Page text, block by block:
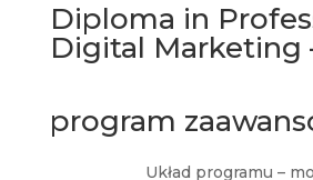
Diploma in
Digital Marketing
program
Układ programu –